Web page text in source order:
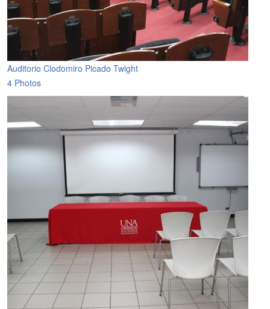
Auditorio Clodomiro Picado Twight
4 Photos